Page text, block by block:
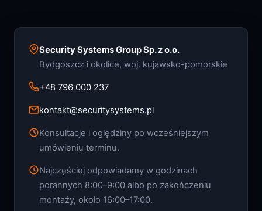
Security Systems Group Sp. z o.o.
Bydgoszcz i okolice, woj. kujawsko-pomorskie
+48 796 000 237
kontakt@securitysystems.pl
Konsultacje i oględziny po wcześniejszym
umówieniu terminu.
Najczęściej odpowiadamy w godzinach
porannych 8:00–9:00 albo po zakończeniu
montaży, około 16:00–17:00.